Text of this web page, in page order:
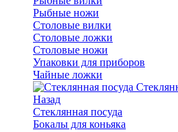
Рыбные ножи
Столовые вилки
Столовые ложки
Столовые ножи
Упаковки для приборов
Чайные ложки
Назад
Стеклянная посуда
Бокалы для коньяка